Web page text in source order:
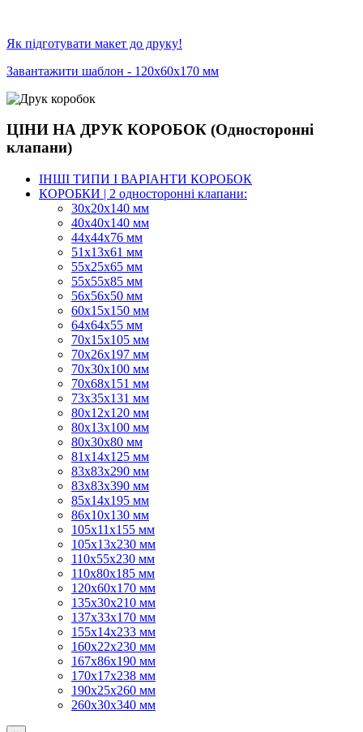
Як підготувати макет до друку!
Завантажити шаблон - 120х60х170 мм
ЦІНИ НА ДРУК КОРОБОК (Односторонні
клапани)
ІНШІ ТИПИ І ВАРІАНТИ КОРОБОК
КОРОБКИ | 2 односторонні клапани:
30x20x140 мм
40x40x140 мм
44х44х76 мм
51x13x61 мм
55х25х65 мм
55х55х85 мм
56х56х50 мм
60х15х150 мм
64х64х55 мм
70х15х105 мм
70х26х197 мм
70х30х100 мм
70х68х151 мм
73х35х131 мм
80х12х120 мм
80х13х100 мм
80х30х80 мм
81х14х125 мм
83х83х290 мм
83х83х390 мм
85х14х195 мм
86х10х130 мм
105х11х155 мм
105х13х230 мм
110х55х230 мм
110х80х185 мм
120х60х170 мм
135х30х210 мм
137х33х170 мм
155х14х233 мм
160х22х230 мм
167х86х190 мм
170х17х238 мм
190х25х260 мм
260х30х340 мм